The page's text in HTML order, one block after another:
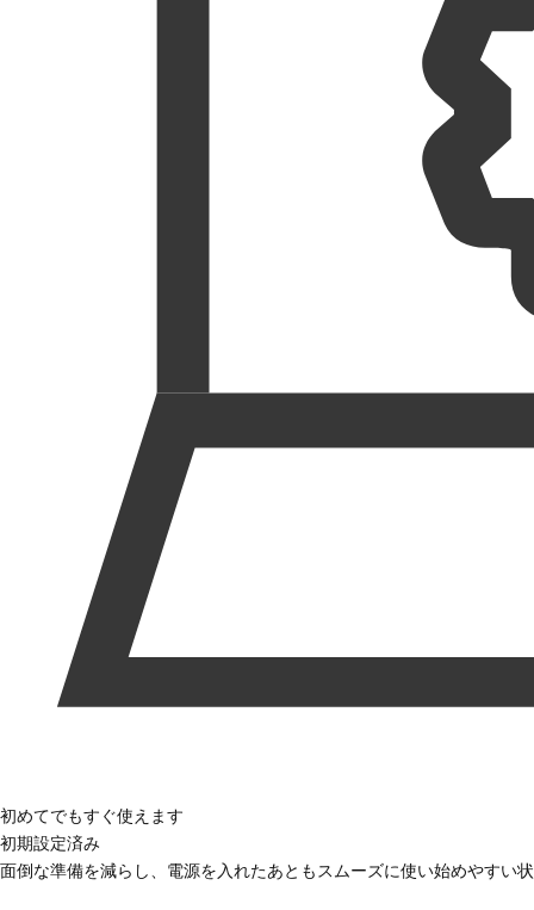
初めてでもすぐ使えます
初期設定済み
面倒な準備を減らし、電源を入れたあともスムーズに使い始めやすい